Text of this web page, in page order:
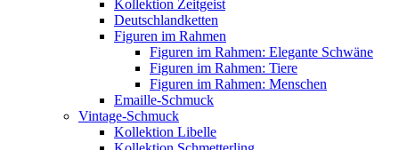
Kollektion Zeitgeist
Deutschlandketten
Figuren im Rahmen
Figuren im Rahmen: Elegante Schwäne
Figuren im Rahmen: Tiere
Figuren im Rahmen: Menschen
Emaille-Schmuck
Vintage-Schmuck
Kollektion Libelle